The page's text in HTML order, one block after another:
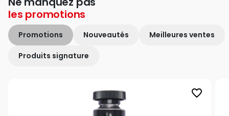
les promotions
Promotions Nouveautés Meilleures ventes
Produits signature
favorite_border